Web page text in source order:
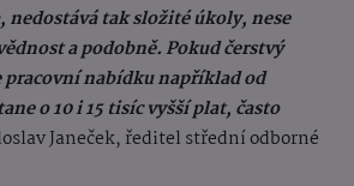
tak složité úkoly, nese
a podobně. Pokud čerstvý
nabídku například od
o 10 i 15 tisíc vyšší plat, často
Janeček, ředitel střední odborné